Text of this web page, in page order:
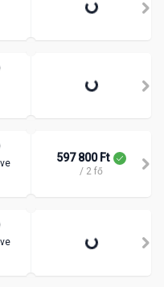
597 800 Ft
/ 2 fő